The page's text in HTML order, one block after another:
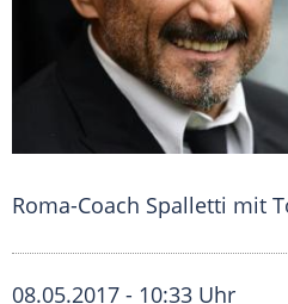
Roma-Coach Spalletti mit
08.05.2017 - 10:33 Uhr